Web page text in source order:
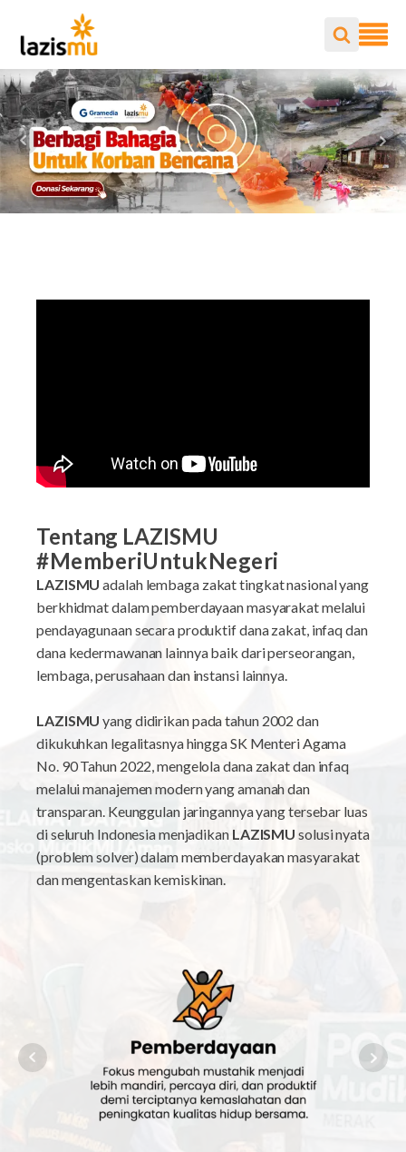
Tentang LAZISMU
#MemberiUntukNegeri
LAZISMU adalah lembaga zakat tingkat nasional yang
berkhidmat dalam pemberdayaan masyarakat melalui
pendayagunaan secara produktif dana zakat, infaq dan
dana kedermawanan lainnya baik dari perseorangan,
lembaga, perusahaan dan instansi lainnya.
LAZISMU yang didirikan pada tahun 2002 dan
dikukuhkan legalitasnya hingga SK Menteri Agama
No. 90 Tahun 2022, mengelola dana zakat dan infaq
melalui manajemen modern yang amanah dan
transparan. Keunggulan jaringannya yang tersebar luas
di seluruh Indonesia menjadikan LAZISMU solusi nyata
(problem solver) dalam memberdayakan masyarakat
dan mengentaskan kemiskinan.